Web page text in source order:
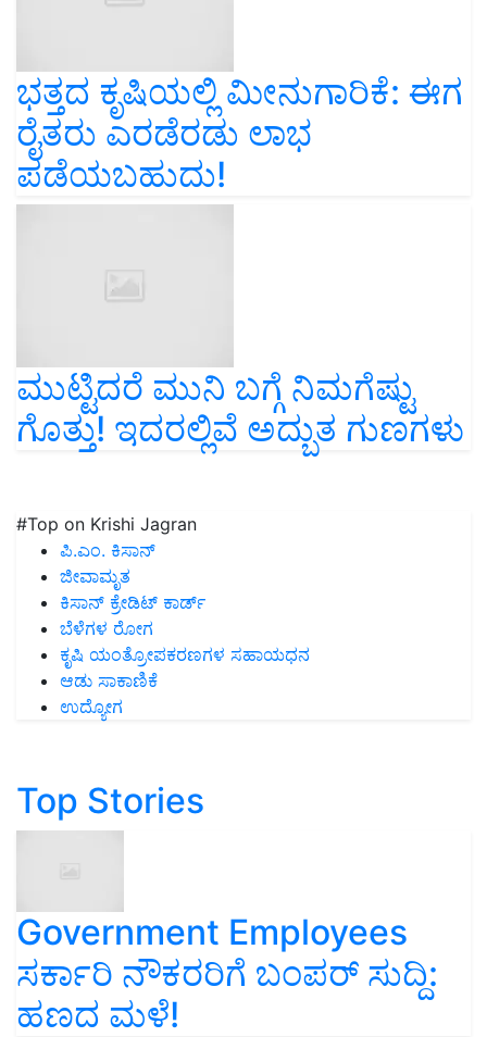
ಭತ್ತದ ಕೃಷಿಯಲ್ಲಿ ಮೀನುಗಾರಿಕೆ: ಈಗ
ರೈತರು ಎರಡೆರಡು ಲಾಭ
ಪಡೆಯಬಹುದು!
ಮುಟ್ಟಿದರೆ ಮುನಿ ಬಗ್ಗೆ ನಿಮಗೆಷ್ಟು
ಗೊತ್ತು! ಇದರಲ್ಲಿವೆ ಅದ್ಬುತ ಗುಣಗಳು
#Top on Krishi Jagran
ಪಿ.ಎಂ. ಕಿಸಾನ್
ಜೀವಾಮೃತ
ಕಿಸಾನ್ ಕ್ರೇಡಿಟ್ ಕಾರ್ಡ್
ಬೆಳೆಗಳ ರೋಗ
ಕೃಷಿ ಯಂತ್ರೋಪಕರಣಗಳ ಸಹಾಯಧನ
ಆಡು ಸಾಕಾಣಿಕೆ
ಉದ್ಯೋಗ
Top Stories
Government Employees
ಸರ್ಕಾರಿ ನೌಕರರಿಗೆ ಬಂಪರ್‌ ಸುದ್ದಿ:
ಹಣದ ಮಳೆ!